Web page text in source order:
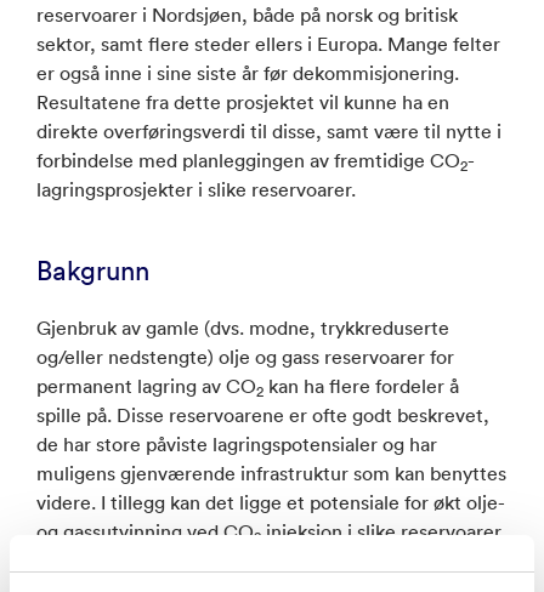
reservoarer i Nordsjøen, både på norsk og britisk
sektor, samt flere steder ellers i Europa. Mange felter
er også inne i sine siste år før dekommisjonering.
Resultatene fra dette prosjektet vil kunne ha en
direkte overføringsverdi til disse, samt være til nytte i
forbindelse med planleggingen av fremtidige CO2-
lagringsprosjekter i slike reservoarer.
Bakgrunn
Gjenbruk av gamle (dvs. modne, trykkreduserte
og/eller nedstengte) olje og gass reservoarer for
permanent lagring av CO2 kan ha flere fordeler å
spille på. Disse reservoarene er ofte godt beskrevet,
de har store påviste lagringspotensialer og har
muligens gjenværende infrastruktur som kan benyttes
videre. I tillegg kan det ligge et potensiale for økt olje-
og gassutvinning ved CO2 injeksjon i slike reservoarer.